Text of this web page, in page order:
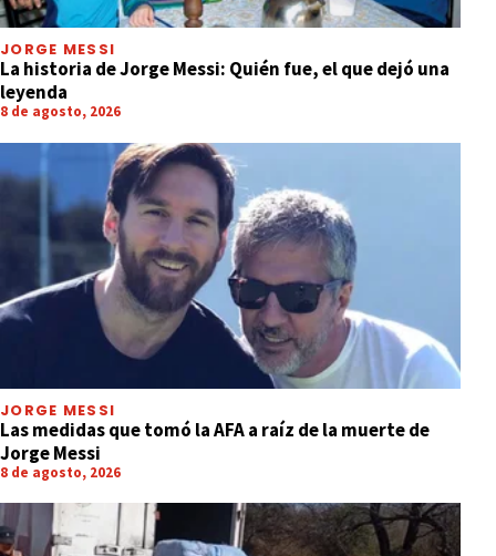
JORGE MESSI
La historia de Jorge Messi: Quién fue, el que dejó una
leyenda
8 de agosto, 2026
JORGE MESSI
Las medidas que tomó la AFA a raíz de la muerte de
Jorge Messi
8 de agosto, 2026